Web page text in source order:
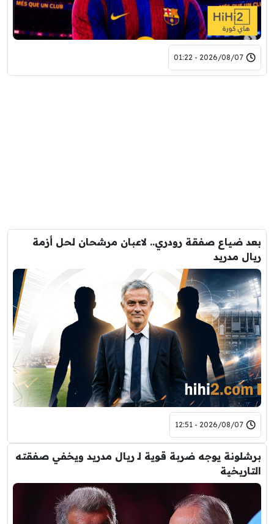
2026/08/07 - 01:22
بعد ضياع صفقة رودري.. لاعبان مرشحان لحل أزمة
ريال مدريد
2026/08/07 - 12:51
برشلونة يوجه ضربة قوية لـ ريال مدريد ويخفي صفقته
التاريخية